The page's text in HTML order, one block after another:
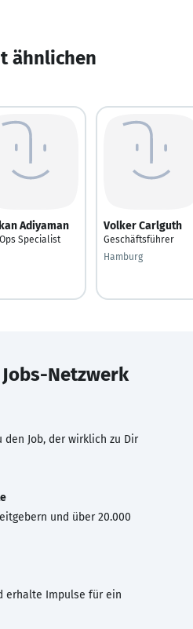
ähnlichen
Adiyaman
Specialist
Volker Carlguth
Geschäftsführer
Hamburg
Jobs-Netzwerk
den Job, der wirklich zu Dir
und über 20.000
erhalte Impulse für ein